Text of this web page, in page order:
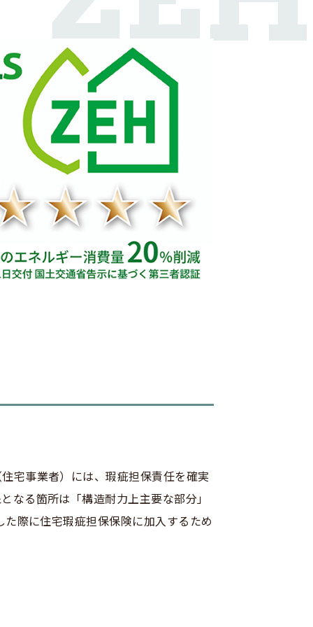
宅事業者）には、瑕疵担保責任を確実
なる箇所は「構造耐力上主要な部分」
際に住宅瑕疵担保保険に加入するため